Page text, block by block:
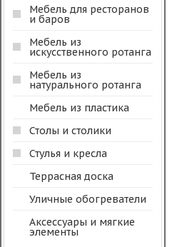
Мебель для ресторанов
и баров
Мебель из
искусственного ротанга
Мебель из
натурального ротанга
Мебель из пластика
Столы и столики
Стулья и кресла
Террасная доска
Уличные обогреватели
Аксессуары и мягкие
элементы